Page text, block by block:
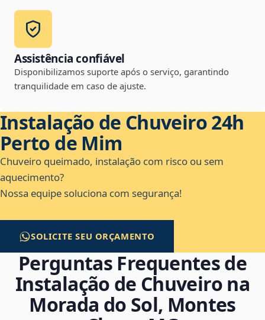
Assistência confiável
Disponibilizamos suporte após o serviço, garantindo
tranquilidade em caso de ajuste.
Instalação de Chuveiro 24h
Perto de Mim
Chuveiro queimado, instalação com risco ou sem
aquecimento?
Nossa equipe soluciona com segurança!
SOLICITE SEU ORÇAMENTO
Perguntas Frequentes de
Instalação de Chuveiro na
Morada do Sol, Montes